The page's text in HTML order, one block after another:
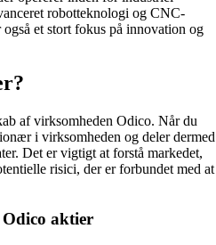
robotteknologi og CNC-
et stort fokus på innovation og
af virksomheden Odico. Når du
i virksomheden og deler dermed
Det er vigtigt at forstå markedet,
risici, der er forbundet med at
Odico aktier